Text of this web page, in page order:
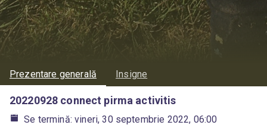
Prezentare generală Insigne
20220928 connect pirma activitis
Se termină: vineri, 30 septembrie 2022, 06:00